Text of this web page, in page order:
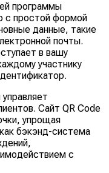
программы
с простой формой
данные, такие
почты.
в вашу
участнику
Сайт QR Code
упрощая
бэкэнд-система
с